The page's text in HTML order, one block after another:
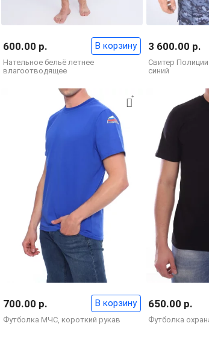
Нательное бельё летнее
влагоотводящее
600.00 р. В корзину
Свитер
синий
3 600.00 р.
Футболка МЧС, короткий рукав
700.00 р. В корзину
Футболка
650.00 р.